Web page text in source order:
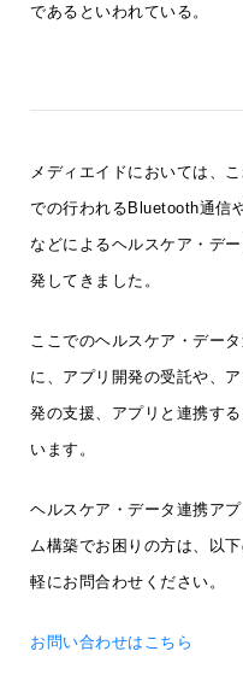
であるといわれている。
メディエイドにおいては、
での行われるBluetooth通信
などによるヘルスケア・デ
発してきました。
ここでのヘルスケア・デー
に、アプリ開発の受託や、
発の支援、アプリと連携す
います。
ヘルスケア・データ連携ア
ム構築でお困りの方は、以
軽にお問合わせください。
お問い合わせはこちら